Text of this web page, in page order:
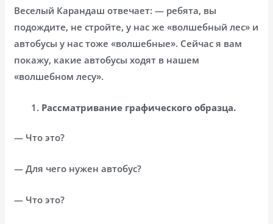
Веселый Карандаш отвечает: — ребята, вы
подождите, не стройте, у нас же «волшебный лес» и
автобусы у нас тоже «волшебные». Сейчас я вам
покажу, какие автобусы ходят в нашем
«волшебном лесу».
Рассматривание графического образца.
— Что это?
— Для чего нужен автобус?
— Что это?